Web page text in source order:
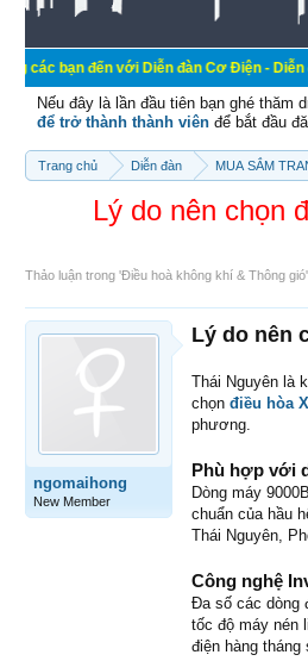
đến với Diễn đàn Cơ Điện - Diễn đàn Cơ
Nếu đây là lần đầu tiên bạn ghé thăm
để trở thành thành viên để bắt đầu
Trang chủ Diễn đàn MUA SẮM
Lý do nên chọn
Thảo luận trong 'Điều hoà không khí & Thông gió
ngomaihong
New Member
Lý do nên
Thái Nguyên là
chọn điều hòa
phương.
Phù hợp với
Dòng máy
chuẩn của hầu
Thái Nguyên,
Công nghệ
Đa số các dòng
tốc độ máy nén
điện hàng